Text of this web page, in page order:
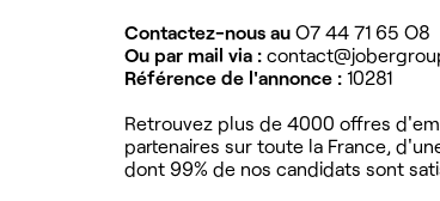
Contactez-nous au O7 44 71 65 O8
Ou par mail via :
Référence de l'annonce : 10281
Retrouvez plus de 4000 offres
partenaires sur toute la France,
dont 99% de nos candidats sont